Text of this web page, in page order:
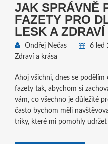
JAK SPRÁVNĚ
FAZETY PRO
LESK A ZDRAVÍ
Ondřej Nečas 6 led
Zdraví a krása
Ahoj všichni, dnes se podělím
fazety tak, abychom si
vám, co všechno je důležité
často bychom měli
triky, které mi pomohly